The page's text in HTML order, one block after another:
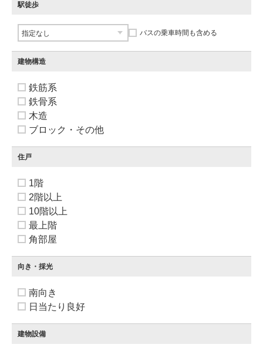
駅徒歩
バスの乗車時間も含める
建物構造
鉄筋系
鉄骨系
木造
ブロック・その他
住戸
1階
2階以上
10階以上
最上階
角部屋
向き・採光
南向き
日当たり良好
建物設備